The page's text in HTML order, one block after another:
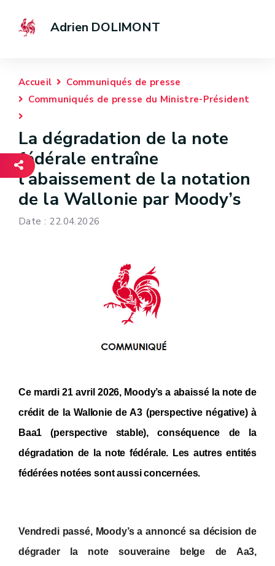
Adrien DOLIMONT
Accueil
Communiqués de presse
Communiqués de presse du Ministre-Président
La dégradation de la note
fédérale entraîne
l’abaissement de la notation
de la Wallonie par Moody’s
Date : 22.04.2026
Ce mardi 21 avril 2026, Moody’s a abaissé la note de
crédit de la Wallonie de A3 (perspective négative) à
Baa1 (perspective stable), conséquence de la
dégradation de la note fédérale. Les autres entités
fédérées notées sont aussi concernées.
Vendredi passé, Moody’s a annoncé sa décision de
dégrader la note souveraine belge de Aa3,